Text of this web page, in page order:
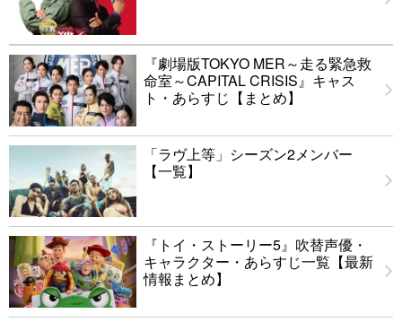
『劇場版TOKYO MER～走る緊急救
命室～CAPITAL CRISIS』キャス
ト・あらすじ【まとめ】
「ラヴ上等」シーズン2メンバー
【一覧】
『トイ・ストーリー5』吹替声優・
キャラクター・あらすじ一覧【最新
情報まとめ】